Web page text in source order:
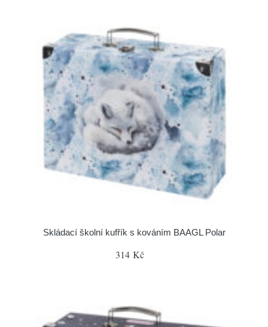
Skládací školní kufřík s kováním BAAGL Polar
314 Kč